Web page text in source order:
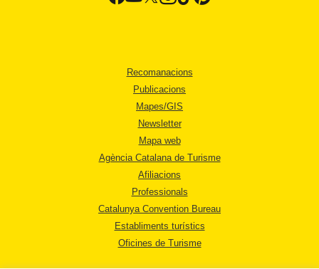
Recomanacions
Publicacions
Mapes/GIS
Newsletter
Mapa web
Agència Catalana de Turisme
Afiliacions
Professionals
Catalunya Convention Bureau
Establiments turístics
Oficines de Turisme